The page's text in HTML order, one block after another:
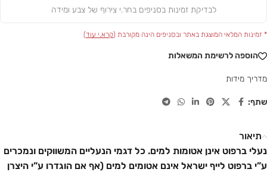
לבדיקת זמינות בסניפים בחר.י צירוף של צבע ומידה
* זמינות המלאי המוצגת באתר ובסניפים הינה מקורבת (קרא.י עוד)
הוספה לרשימת המשאלות
מדריך מידות
שתף:
תיאור
נעלי ברפוט אינן אטומות למים. כל דגמי הנעליים המשווקים ונמכרים
ע”י ברפוט לייף ישראל אינם אטומים למים (אף אם הוגדרו ע”י היצרן